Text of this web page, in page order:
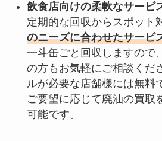
飲食店向けの柔軟なサービ
定期的な回収からスポット
のニーズに合わせたサービ
一斗缶ごと回収しますので
の方もお気軽にご相談くだ
ルが必要な店舗様には無料
ご要望に応じて廃油の買取
可能です。